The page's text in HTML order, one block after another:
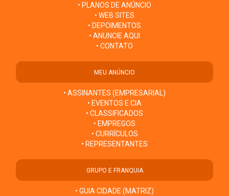
• PLANOS DE ANÚNCIO
• WEB SITES
• DEPOIMENTOS
• ANUNCIE AQUI
• CONTATO
MEU ANÚNCIO
• ASSINANTES (EMPRESARIAL)
• EVENTOS E CIA
• CLASSIFICADOS
• EMPREGOS
• CURRÍCULOS
• REPRESENTANTES
GRUPO E FRANQUIA
• GUIA CIDADE (MATRIZ)